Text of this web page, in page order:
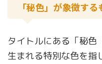
「秘色」が象徴する
タイトルにある「秘色
生まれる特別な色を指